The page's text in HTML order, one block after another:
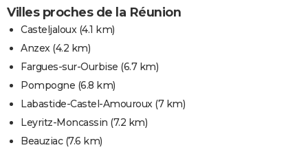
Villes proches de la Réunion
Casteljaloux(4.1 km)
Anzex(4.2 km)
Fargues-sur-Ourbise (6.7 km)
Pompogne (6.8 km)
Labastide-Castel-Amouroux(7 km)
Leyritz-Moncassin (7.2 km)
Beauziac(7.6 km)